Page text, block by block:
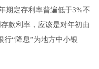
期定存利率普遍低于3%不
款利率，应该是对年初由
“降息”为地方中小银